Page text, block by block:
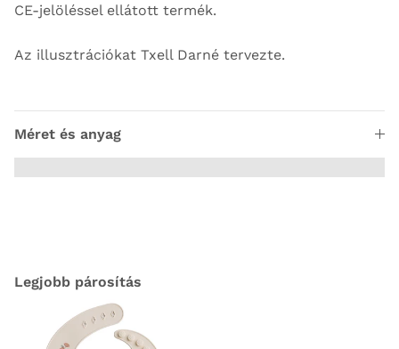
CE-jelöléssel ellátott termék.
Az illusztrációkat Txell Darné tervezte.
Méret és anyag
Legjobb párosítás